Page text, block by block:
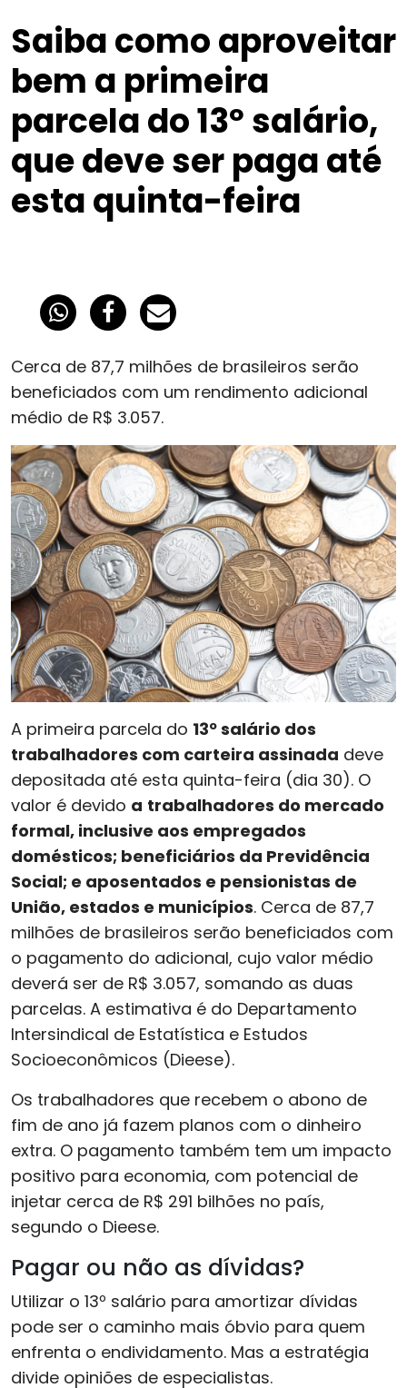
Saiba como aproveitar
bem a primeira
parcela do 13º salário,
que deve ser paga até
esta quinta-feira
Cerca de 87,7 milhões de brasileiros serão
beneficiados com um rendimento adicional
médio de R$ 3.057.
A primeira parcela do 13º salário dos
trabalhadores com carteira assinada deve
depositada até esta quinta-feira (dia 30). O
valor é devido a trabalhadores do mercado
formal, inclusive aos empregados
domésticos; beneficiários da Previdência
Social; e aposentados e pensionistas de
União, estados e municípios. Cerca de 87,7
milhões de brasileiros serão beneficiados com
o pagamento do adicional, cujo valor médio
deverá ser de R$ 3.057, somando as duas
parcelas. A estimativa é do Departamento
Intersindical de Estatística e Estudos
Socioeconômicos (Dieese).
Os trabalhadores que recebem o abono de
fim de ano já fazem planos com o dinheiro
extra. O pagamento também tem um impacto
positivo para economia, com potencial de
injetar cerca de R$ 291 bilhões no país,
segundo o Dieese.
Pagar ou não as dívidas?
Utilizar o 13º salário para amortizar dívidas
pode ser o caminho mais óbvio para quem
enfrenta o endividamento. Mas a estratégia
divide opiniões de especialistas.